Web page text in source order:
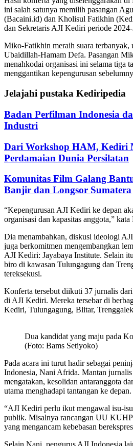
ini salah satunya memilih pasangan
(Bacaini.id) dan Kholisul Fatikhin
dan Sekretaris AJI Kediri periode
Miko-Fatikhin meraih suara terbanyak,
Ubaidillah-Hamam Defa. Pasangan
menahkodai organisasi ini selama tiga
menggantikan kepengurusan
Jelajahi pustaka Kediripedia
Badan Perfilman Indonesia
Industri
Dari Workshop HAM, Kediri
Perdamaian Dunia Persilatan
Komunitas Film Galang
Banjir dan Longsor Sumatera
“Kepengurusan AJI Kediri ke depan
organisasi dan kapasitas anggota,”
Dia menambahkan, diskusi ideologi
juga berkomitmen mengembangkan
AJI Kediri: Jayabaya Institute. Selain
biro di kawasan Tulungagung dan
tereksekusi.
Konferta tersebut diikuti 37 jurnalis
di AJI Kediri. Mereka tersebar di
Kediri, Tulungagung, Blitar,
Dua kandidat yang maju pada
(Foto: Bams Setiyoko)
Pada acara ini turut hadir sebagai
Indonesia, Nani Afrida. Mantan jurnalis
mengatakan, kesolidan antaranggota
utama menghadapi tantangan ke depan.
“AJI Kediri perlu ikut mengawal isu-
publik. Misalnya rancangan UU
yang mengancam kebebasan
Selain Nani, pengurus AJI Indonesia